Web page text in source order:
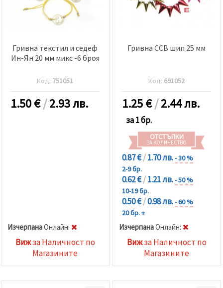
Гривна текстил и седеф
Ин-Ян 20 мм микс -6 броя
Код: 751051
1.50€/2.93 лв.
ИзчерпанаOнлайн:
Вижза Наличност по
Магазините
Гривна CCB шип 25 мм
Код: 691052
1.25€/2.44 лв.
за 1 бр.
ОТСТЪПКИ
ЗА КОЛИЧЕСТВО
0.87 €/1.70 лв.- 30 %
2-9 бр.
0.62 €/1.21 лв.- 50 %
10-19 бр.
0.50 €/0.98 лв.- 60 %
20 бр. +
ИзчерпанаOнлайн:
Вижза Наличност по
Магазините